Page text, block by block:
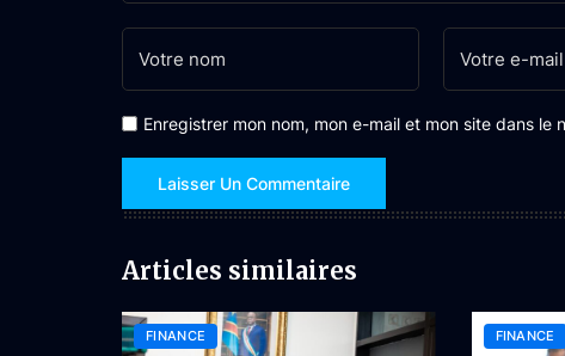
Enregistrer mon nom, mon e-mail et mon site dans
Articles similaires
FINANCE FINANCE